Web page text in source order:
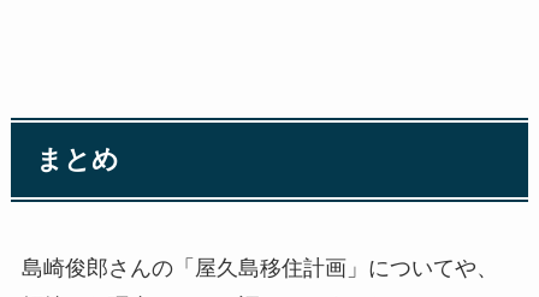
まとめ
島崎俊郎さんの「屋久島移住計画」についてや、